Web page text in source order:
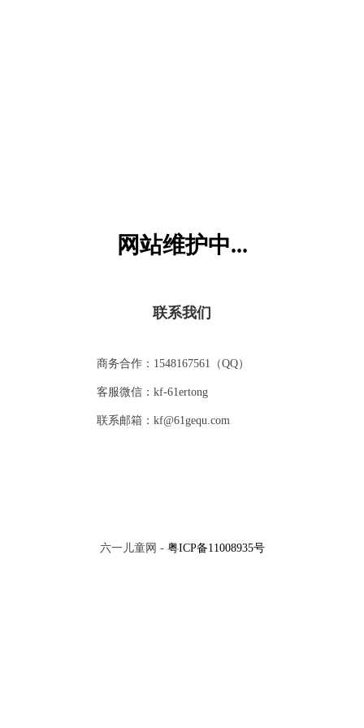
网站维护中...
联系我们
商务合作：1548167561（QQ）
客服微信：kf-61ertong
联系邮箱：kf@61gequ.com
六一儿童网 - 粤ICP备11008935号